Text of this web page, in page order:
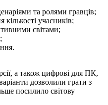
та ролями гравців;
учасників;
світами;
а також цифрові для ПК,
дозволили грати з
посилило світову